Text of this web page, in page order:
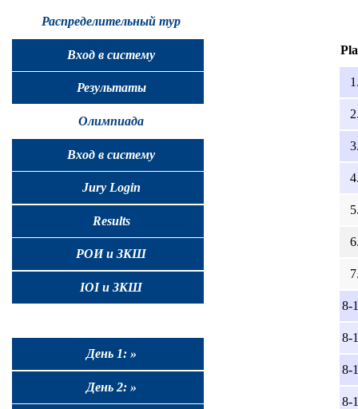
Распределительный тур
Вход в систему
Результаты
Олимпиада
Вход в систему
Jury Login
Results
РОИ и ЗКШ
IOI и ЗКШ
День 1: »
День 2: »
8-
8-
8-
8-